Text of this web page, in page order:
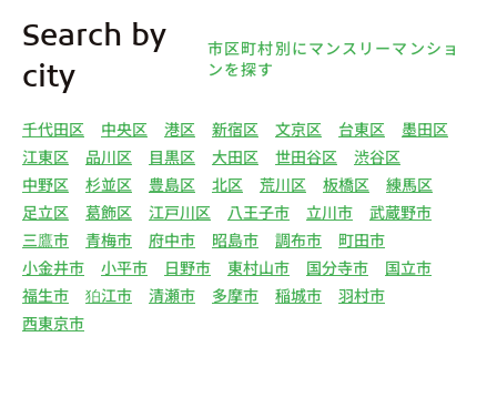
Search by
city
市区町村別にマンスリーマンショ
ンを探す
千代田区 中央区 港区 新宿区 文京区 台東区
墨田区
江東区
品川区 目黒区 大田区 世田谷区
渋谷区
中野区
杉並区 豊島区 北区 荒川区 板橋区
練馬区
足立区
葛飾区 江戸川区 八王子市 立川市
武蔵野市
三鷹市
青梅市 府中市 昭島市 調布市
町田市
小金井市
小平市 日野市 東村山市 国分寺市
国立市
福生市
狛江市 清瀬市 多摩市 稲城市
羽村市
西東京市